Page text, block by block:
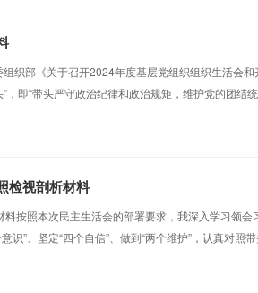
织部《关于召开2024年度基层党组织组织生活会
即“带头严守政治纪律和政治规矩，维护党的团结
重要思想和关于通讯行业发展的重要指示批示精神
检视剖析材料
按照本次民主生活会的部署要求，我深入学习领会
识”、坚定“四个自信”、做到“两个维护”，认真对照
会整改措施落实情况（一）强化理论武装，学深悟